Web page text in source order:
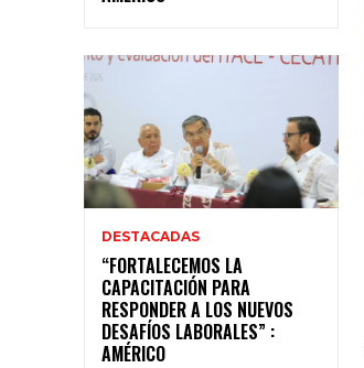
DESTACADAS
“FORTALECEMOS LA
CAPACITACIÓN PARA
RESPONDER A LOS NUEVOS
DESAFÍOS LABORALES” :
AMÉRICO